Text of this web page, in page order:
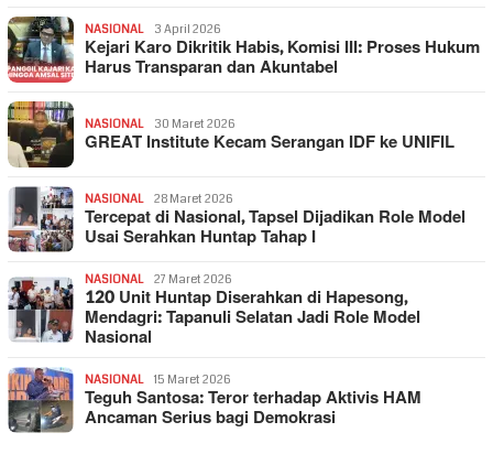
NASIONAL 3 April 2026
Kejari Karo Dikritik Habis, Komisi III: Proses Hukum
Harus Transparan dan Akuntabel
NASIONAL 30 Maret 2026
GREAT Institute Kecam Serangan IDF ke UNIFIL
NASIONAL 28 Maret 2026
Tercepat di Nasional, Tapsel Dijadikan Role Model
Usai Serahkan Huntap Tahap I
NASIONAL 27 Maret 2026
120 Unit Huntap Diserahkan di Hapesong,
Mendagri: Tapanuli Selatan Jadi Role Model
Nasional
NASIONAL 15 Maret 2026
Teguh Santosa: Teror terhadap Aktivis HAM
Ancaman Serius bagi Demokrasi